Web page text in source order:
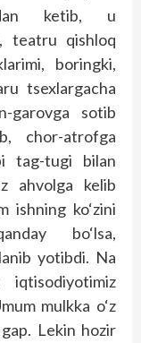
ketib, u
teatru qishloq
boringki,
tsexlargacha
garovga sotib
chor-atrofga
tag-tugi bilan
ahvolga kelib
ishning ko‘zini
bo‘lsa,
yotibdi. Na
mulkka o‘z
Lekin hozir